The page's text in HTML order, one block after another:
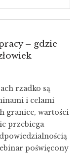
– gdzie
rzadko są
i celami
granice, wartości
przebiega
poświęcony